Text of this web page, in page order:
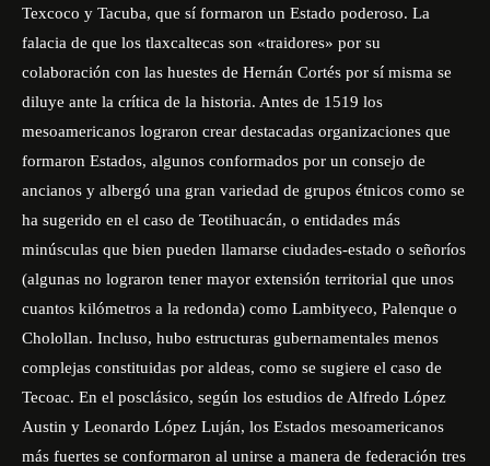
Texcoco y Tacuba, que sí formaron un Estado poderoso. La
falacia de que los tlaxcaltecas son «traidores» por su
colaboración con las huestes de Hernán Cortés por sí misma se
diluye ante la crítica de la historia. Antes de 1519 los
mesoamericanos lograron crear destacadas organizaciones que
formaron Estados, algunos conformados por un consejo de
ancianos y albergó una gran variedad de grupos étnicos como se
ha sugerido en el caso de Teotihuacán, o entidades más
minúsculas que bien pueden llamarse ciudades-estado o señoríos
(algunas no lograron tener mayor extensión territorial que unos
cuantos kilómetros a la redonda) como Lambityeco, Palenque o
Cholollan. Incluso, hubo estructuras gubernamentales menos
complejas constituidas por aldeas, como se sugiere el caso de
Tecoac. En el posclásico, según los estudios de Alfredo López
Austin y Leonardo López Luján, los Estados mesoamericanos
más fuertes se conformaron al unirse a manera de federación tres